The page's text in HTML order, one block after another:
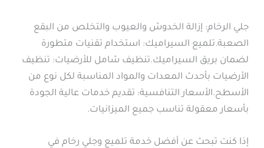
جلي الرخام: إزالة الخدوش والعيوب والتخلص من البقع
الصعبة.تلميع السيراميك: استخدام تقنيات متطورة
لضمان بريق السيراميك.تنظيف شامل للأرضيات: تنظيف
الأرضيات بأحدث المعدات والمواد المناسبة لكل نوع من
الأسطح.الأسعار التنافسية: تقديم خدمات عالية الجودة
بأسعار معقولة تناسب جميع الميزانيات.
إذا كنت تبحث عن أفضل خدمة تلميع وجلي رخام في